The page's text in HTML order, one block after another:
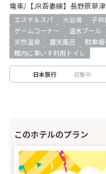
電車/【JR吾妻線】長野原草
エステ＆スパ 大浴場 子供
ゲームコーナー
温水プール
天然温泉
露天風呂 駐車場
館内に車いす利用トイレ
日本旅行 収集中